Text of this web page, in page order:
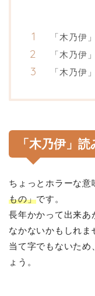
「木乃伊
「木乃伊
「木乃伊
「木乃伊」
ちょっとホラーな
もの」です。
長年かかって出来あ
なかないかもしれま
当て字でもないため
ょう。